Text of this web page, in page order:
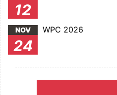
12
NOV
24
WPC 2026